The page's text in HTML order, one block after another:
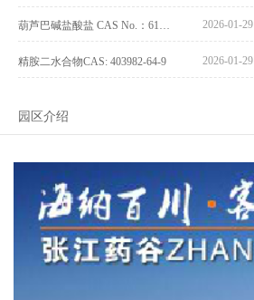
2026-01-29
精胺二水合物CAS: 403982-64-9 2026-01-29
园区介绍